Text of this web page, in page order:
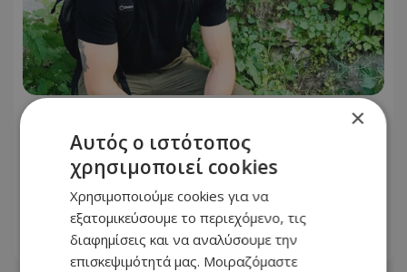
Αμερικανοί που υιοθέτησαν τον
Αφγανό στη Λέσβο - Η αρχική εκδοχή
για το φονικό στην Κυψέλη και η
σιωπή στην απολογία
07.08.2026 - 08:16
×
Αυτός ο ιστότοπος
χρησιμοποιεί cookies
Χρησιμοποιούμε cookies για να
εξατομικεύσουμε το περιεχόμενο, τις
διαφημίσεις και να αναλύσουμε την
επισκεψιμότητά μας. Μοιραζόμαστε